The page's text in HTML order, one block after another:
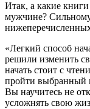
Итак, а какие книги
мужчине?
«Легкий способ
решили изменить
начать стоит с
пройти выбранный
Вы научитесь не
усложнять свою